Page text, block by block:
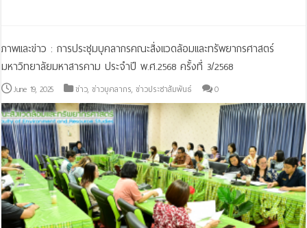
ภาพและข่าว : การประชุมบุคลากรคณะสิ่งแวดล้อมและทรัพยากรศาสตร์
มหาวิทยาลัยมหาสารคาม ประจำปี พ.ศ.2568 ครั้งที่ 3/2568
June 19, 2025 ข่าว,ข่าวบุคลากร,ข่าวประชาสัมพันธ์ 0